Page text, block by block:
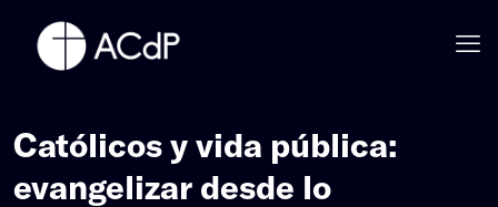
Católicos y vida pública:
evangelizar desde lo